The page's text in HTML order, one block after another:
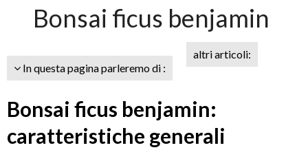
Bonsai ficus benjamin
In questa pagina parleremo di :
altri articoli:
Bonsai ficus benjamin:
caratteristiche generali